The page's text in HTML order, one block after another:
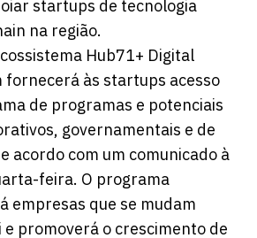
startups de tecnologia
na região.
Hub71+ Digital
fornecerá às startups acesso
de programas e potenciais
governamentais e de
acordo com um comunicado à
feira. O programa
empresas que se mudam
e promoverá o crescimento de